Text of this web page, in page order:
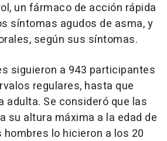
un fármaco de acción rápida
síntomas agudos de asma, y
según sus síntomas.
siguieron a 943 participantes
regulares, hasta que
adulta. Se consideró que las
su altura máxima a la edad de
hombres lo hicieron a los 20